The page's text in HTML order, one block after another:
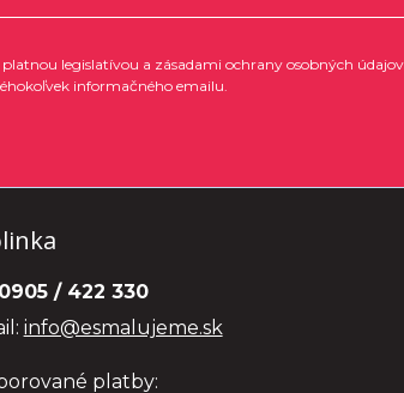
legislatívou a zásadami ochrany osobných
informačného emailu.
0905 / 422 330
info@esmalujeme.sk
platby: